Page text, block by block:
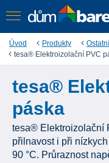
Úvod Produkty
tesa® Elektroizolační PVC
tesa®
páska
tesa® Elektroizolační
přilnavost i při
90 °C. Průraznost